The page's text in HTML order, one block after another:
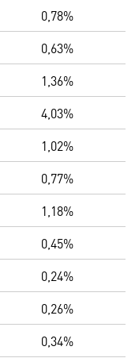
0,78%
0,63%
1,36%
4,03%
1,02%
0,77%
1,18%
0,45%
0,24%
0,26%
0,34%